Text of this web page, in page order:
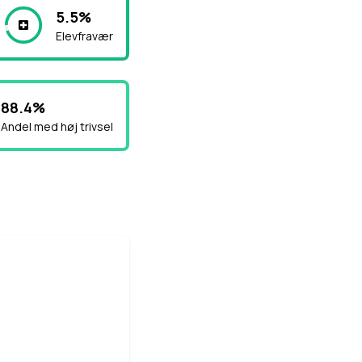
5.5%
Elevfravær
88.4%
Andel med høj trivsel